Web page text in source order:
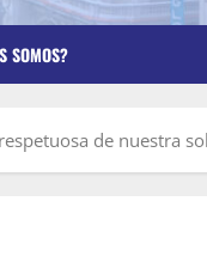
SOMOS?
de nuestra